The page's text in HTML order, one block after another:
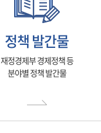
정책 발간물
재정경제부 경제정책 등
분야별 정책 발간물